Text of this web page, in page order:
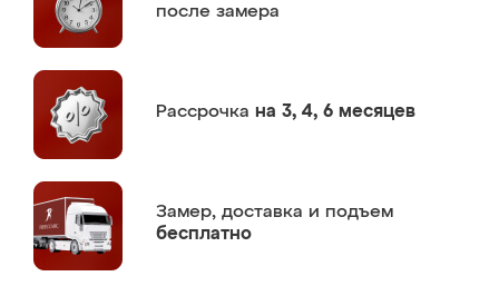
после замера
Рассрочка на 3, 4, 6 месяцев
Замер, доставка и подъем
бесплатно